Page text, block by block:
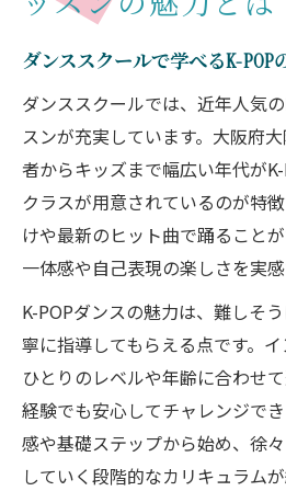
ダンススクールで学べるK-POP
ダンススクールでは、近年人気
スンが充実しています。大阪府
者からキッズまで幅広い年代が
クラスが用意されているのが特
けや最新のヒット曲で踊ること
一体感や自己表現の楽しさを実感
K-POPダンスの魅力は、難しそ
寧に指導してもらえる点です。
ひとりのレベルや年齢に合わせ
経験でも安心してチャレンジで
感や基礎ステップから始め、徐
していく段階的なカリキュラムが